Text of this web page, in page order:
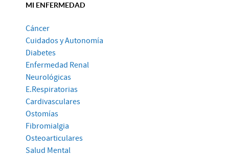
MI ENFERMEDAD
Cáncer
Cuidados y Autonomía
Diabetes
Enfermedad Renal
Neurológicas
E.Respiratorias
Cardivasculares
Ostomías
Fibromialgia
Osteoarticulares
Salud Mental